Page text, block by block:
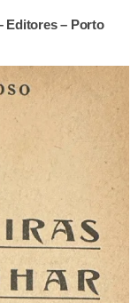
Editores – Porto